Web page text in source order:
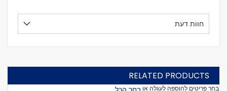
חוות דעת
RELATED PRODUCTS
בחר פריטים להוספה לעגלה או